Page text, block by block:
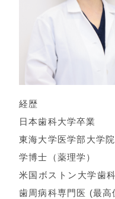
経歴
日本歯科大学卒業
東海大学医学部大学
学博士（薬理学）
米国ボストン大学歯
歯周病科専門医 (最